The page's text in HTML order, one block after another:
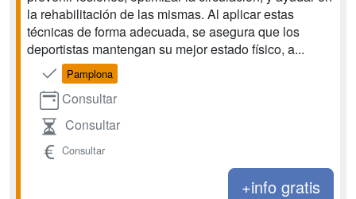
la rehabilitación de las mismas. Al aplicar estas
técnicas de forma adecuada, se asegura que los
deportistas mantengan su mejor estado físico, a...
Pamplona
Consultar
Consultar
Consultar
+info gratis